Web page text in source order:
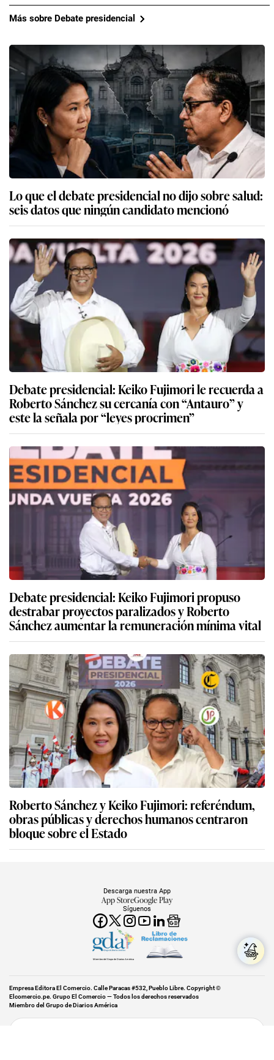
Más sobre Debate presidencial
Lo que el debate presidencial no dijo sobre salud:
seis datos que ningún candidato mencionó
Debate presidencial: Keiko Fujimori le recuerda a
Roberto Sánchez su cercanía con “Antauro” y
este la señala por “leyes procrimen”
Debate presidencial: Keiko Fujimori propuso
destrabar proyectos paralizados y Roberto
Sánchez aumentar la remuneración mínima vital
Roberto Sánchez y Keiko Fujimori: referéndum,
obras públicas y derechos humanos centraron
bloque sobre el Estado
Síguenos
Descarga nuestra App
App StoreGoogle Play
Miembro del Grupo de Diarios América
Empresa Editora El Comercio. Calle Paracas #532, Pueblo Libre. Copyright ©
Elcomercio.pe. Grupo El Comercio — Todos los derechos reservados
Miembro del Grupo de Diarios América